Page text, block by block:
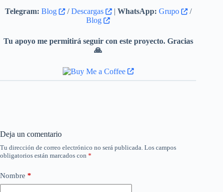
Telegram: Blog /Descargas | WhatsApp: Grupo
/
Blog
Tu apoyo me permitirá seguir con este proyecto. Gracias
🙏
Deja un comentario
Tu dirección de correo electrónico no será publicada. Los campos
obligatorios están marcados con *
Nombre *